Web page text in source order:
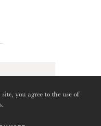
you agree to the use of